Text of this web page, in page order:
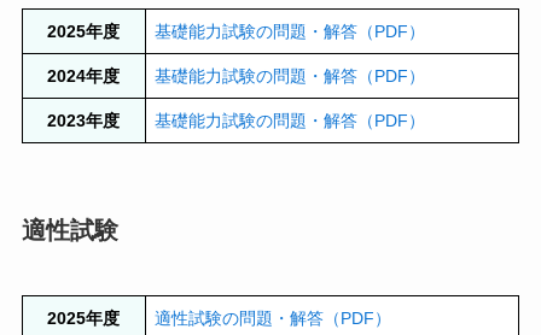
2025年度 基礎能力試験の問題・解答（PDF）
2024年度 基礎能力試験の問題・解答（PDF）
2023年度 基礎能力試験の問題・解答（PDF）
適性試験
2025年度 適性試験の問題・解答（PDF）